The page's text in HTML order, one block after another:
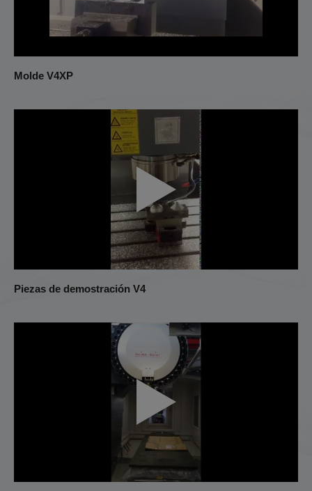
Molde V4XP
Piezas de demostración V4